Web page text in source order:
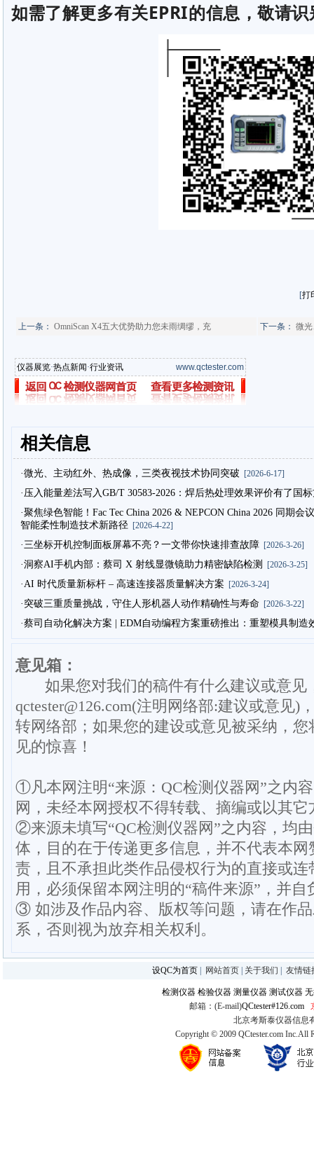
如需了解更多有关EPRI的信息，敬请
[打
上一条： OmniScan X4五大优势助力您未雨绸缪，充 下一条： 微
仪器展览·热点新闻·行业资讯 www.qctester.com
相关信息
·微光、主动红外、热成像，三类夜视技术协同突破 [2026-6-17]
·压入能量差法写入GB/T 30583-2026：焊后热处理效果评价有了国
·聚焦绿色智能！Fac Tec China 2026 & NEPCON China 2026 同期
智能柔性制造技术新路径[2026-4-22]
·三坐标开机控制面板屏幕不亮？一文带你快速排查故障[2026-3-26]
·洞察AI手机内部：蔡司 X 射线显微镜助力精密缺陷检测 [2026-3-25]
·AI 时代质量新标杆 – 高速连接器质量解决方案 [2026-3-24]
·突破三重质量挑战，守住人形机器人动作精确性与寿命[2026-3-22]
·蔡司自动化解决方案 | EDM自动编程方案重磅推出：重塑模具制造
意见箱：
如果您对我们的稿件有什么建议或意见
qctester@126.com(注明网络部:建议或意见)
转网络部；如果您的建设或意见被采纳，
见的惊喜！
①凡本网注明“来源：QC检测仪器网”之内
网，未经本网授权不得转载、摘编或以其它
②来源未填写“QC检测仪器网”之内容，均
体，目的在于传递更多信息，并不代表本
责，且不承担此类作品侵权行为的直接或
用，必须保留本网注明的“稿件来源”，并
③ 如涉及作品内容、版权等问题，请在作
系，否则视为放弃相关权利。
设QC为首页 网站首页 关于我们 友情链
检测仪器 检验仪器 测量仪器 测试仪器
邮箱：(E-mail)QCtester#126.com
北京考斯泰仪器信息
Copyright © 2009 QCtester.com Inc.All